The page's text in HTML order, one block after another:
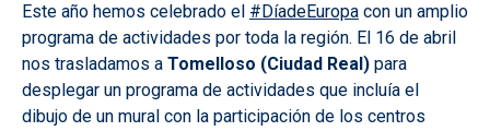
Este año hemos celebrado el #DíadeEuropa con un amplio
programa de actividades por toda la región. El 16 de abril
nos trasladamos a Tomelloso (Ciudad Real) para
desplegar un programa de actividades que incluía el
dibujo de un mural con la participación de los centros